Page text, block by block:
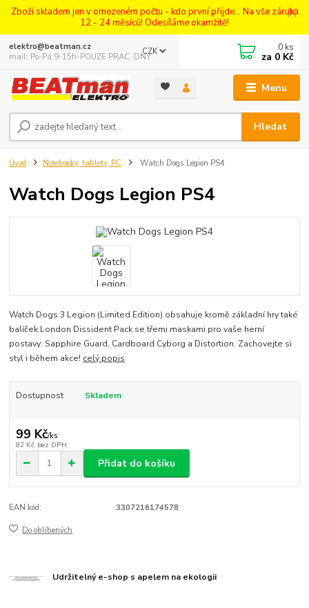
Zboží skladem jen v omezeném počtu - kdo první přijde... Na vše záruka
12 - 24 měsíců! Odesíláme okamžitě!
Menu
CZK
Hledat
elektro@beatman.cz
mail: Po-Pá:9-15h-POUZE PRAC. DNY
0 ks
za 0 Kč
Úvod Notebooky, tablety, PC Watch Dogs Legion PS4
Watch Dogs Legion PS4
Watch Dogs 3 Legion (Limited Edition) obsahuje kromě základní hry také
balíček London Dissident Pack se třemi maskami pro vaše herní
postavy: Sapphire Guard, Cardboard Cyborg a Distortion. Zachovejte si
styl i během akce! celý popis
Dostupnost Skladem
99 Kč/ks
82 Kč bez DPH
Přidat do košíku
EAN kód: 3307216174578
Do oblíbených
Udržitelný e-shop s apelem na ekologii